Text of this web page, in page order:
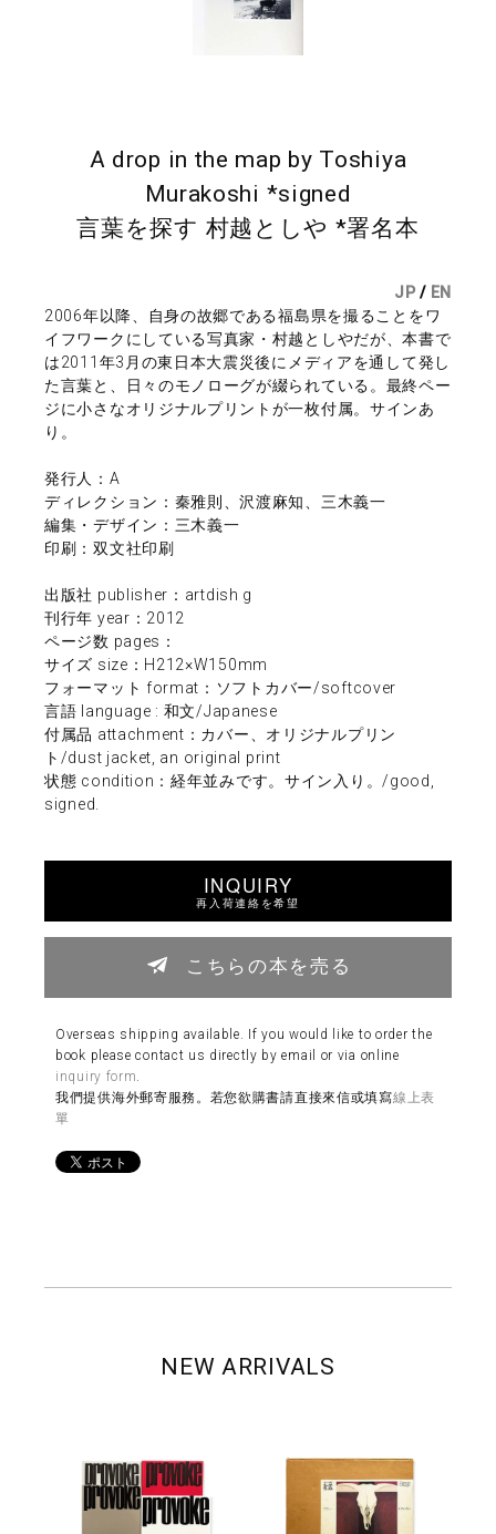
A drop in the map by Toshiya
Murakoshi *signed
言葉を探す 村越としや *署名本
JP / EN
2006年以降、自身の故郷である福島県を撮ることをワ
イフワークにしている写真家・村越としやだが、本書で
は2011年3月の東日本大震災後にメディアを通して発し
た言葉と、日々のモノローグが綴られている。最終ペー
ジに小さなオリジナルプリントが一枚付属。サインあ
り。
発行人：A
ディレクション：秦雅則、沢渡麻知、三木義一
編集・デザイン：三木義一
印刷：双文社印刷
出版社 publisher：artdish g
刊行年 year：2012
ページ数 pages：
サイズ size：H212×W150mm
フォーマット format：ソフトカバー/softcover
言語 language : 和文/Japanese
付属品 attachment：カバー、オリジナルプリン
ト/dust jacket, an original print
状態 condition：経年並みです。サイン入り。/good,
signed.
INQUIRY
再入荷連絡を希望
こちらの本を売る
Overseas shipping available. If you would like to order the
book please contact us directly by email or via online
inquiry form
我們提供海外郵寄服務。若您欲購書請直接來信或填寫線上表
單
NEW ARRIVALS